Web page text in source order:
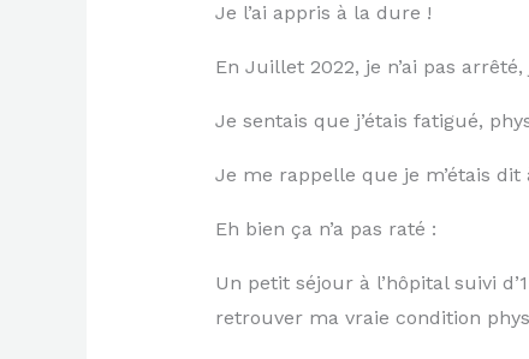
Je l’ai appris à la dure !
En Juillet 2022, je n’ai pas
Je sentais que j’étais fatigué,
Je me rappelle que je m’étais
Eh bien ça n’a pas raté :
Un petit séjour à l’hôpital suivi
retrouver ma vraie condition